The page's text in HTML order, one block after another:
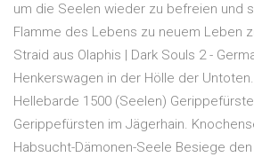
um die Seelen wieder zu befreien und
Flamme des Lebens zu neuem Leben
Straid aus Olaphis | Dark Souls 2 -
Henkerswagen in der Hölle der
Hellebarde 1500 (Seelen)
Gerippefürsten im Jägerhain.
Habsucht-Dämonen-Seele Besiege